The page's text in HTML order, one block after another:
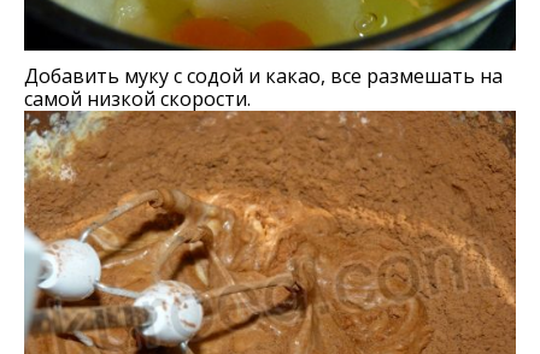
Добавить муку с содой и какао, все размешать на
самой низкой скорости.